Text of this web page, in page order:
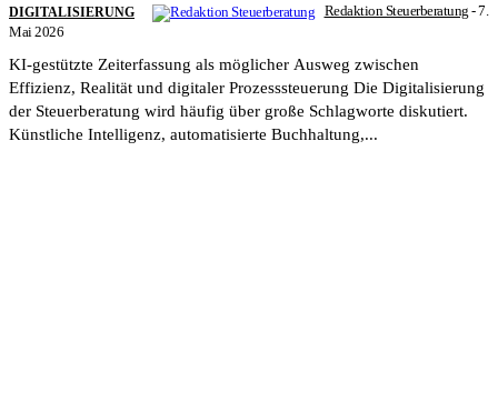
DIGITALISIERUNG Redaktion Steuerberatung -7.
Mai 2026
KI-gestützte Zeiterfassung als möglicher Ausweg zwischen
Effizienz, Realität und digitaler Prozesssteuerung Die Digitalisierung
der Steuerberatung wird häufig über große Schlagworte diskutiert.
Künstliche Intelligenz, automatisierte Buchhaltung,...